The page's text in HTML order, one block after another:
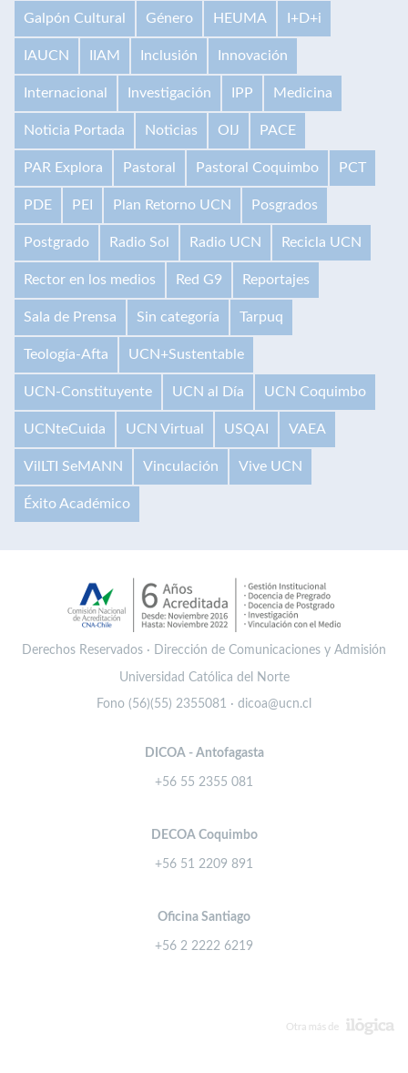
Galpón Cultural Género HEUMA I+D+i
IAUCN IIAM Inclusión Innovación
Internacional Investigación IPP Medicina
Noticia Portada Noticias OIJ PACE
PAR Explora Pastoral Pastoral Coquimbo PCT
PDE PEI Plan Retorno UCN Posgrados
Postgrado Radio Sol Radio UCN Recicla UCN
Rector en los medios Red G9 Reportajes
Sala de Prensa Sin categoría Tarpuq
Teología-Afta UCN+Sustentable
UCN-Constituyente UCN al Día UCN Coquimbo
UCNteCuida UCN Virtual USQAI VAEA
VilLTI SeMANN Vinculación Vive UCN
Éxito Académico
Derechos Reservados · Dirección de Comunicaciones y Admisión
Universidad Católica del Norte
Fono (56)(55) 2355081 · dicoa@ucn.cl
DICOA - Antofagasta
+56 55 2355 081
DECOA Coquimbo
+56 51 2209 891
Oficina Santiago
+56 2 2222 6219